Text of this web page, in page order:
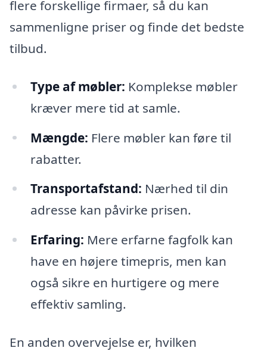
flere forskellige firmaer, så du kan
sammenligne priser og finde det bedste
tilbud.
Type af møbler: Komplekse møbler
kræver mere tid at samle.
Mængde: Flere møbler kan føre til
rabatter.
Transportafstand: Nærhed til din
adresse kan påvirke prisen.
Erfaring: Mere erfarne fagfolk kan
have en højere timepris, men kan
også sikre en hurtigere og mere
effektiv samling.
En anden overvejelse er, hvilken